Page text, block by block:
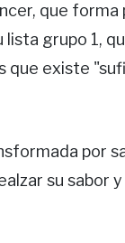
que forma
grupo 1,
que existe
por
su sabor y